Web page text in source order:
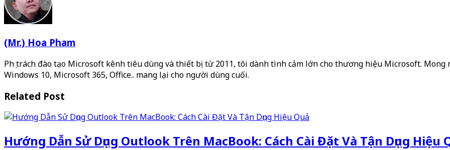
(Mr.) Hoa Pham
Phụ trách đào tạo Microsoft kênh tiêu dùng và thiết bị từ 2011, tôi dành tình cảm lớn cho thương hiệu Microsoft.
Windows 10, Microsoft 365, Office.. mang lại cho người dùng cuối.
Related Post
Hướng Dẫn Sử Dụng Outlook Trên MacBook: Cách Cài Đặt Và Tận Dụng Hiệu